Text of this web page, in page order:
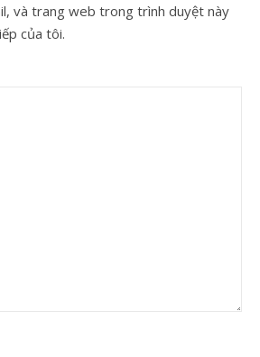
và trang web trong trình duyệt này
của tôi.